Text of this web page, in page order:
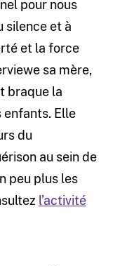
pour nous
silence et à
et la force
sa mère,
braque la
enfants. Elle
du
au sein de
peu plus les
l’activité